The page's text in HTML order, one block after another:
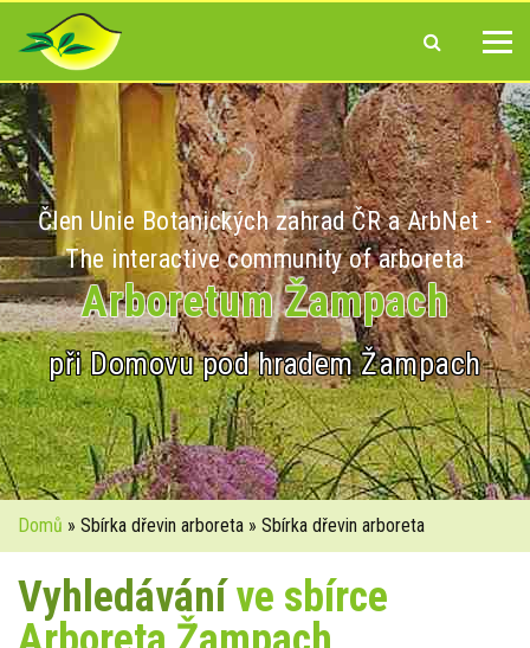
Člen Unie Botanických zahrad ČR a ArbNet -
The interactive community of arboreta
Arboretum Žampach
při Domovu pod hradem Žampach
Domů » Sbírka dřevin arboreta » Sbírka dřevin arboreta
Vyhledáváníve sbírce